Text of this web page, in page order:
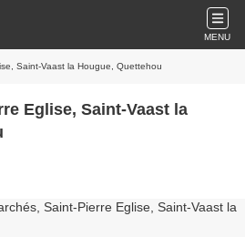
MENU
Saint-Vaast la Hougue, Quettehou
Eglise, Saint-Vaast la